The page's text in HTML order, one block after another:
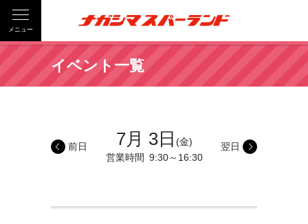
メニュー
イベント一覧
7月 3日 (金)
営業時間 9:30～16:30
前日 翌日